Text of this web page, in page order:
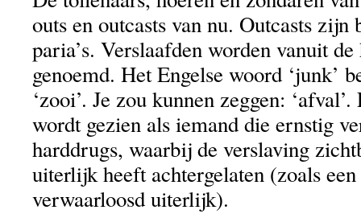
outs en outcasts van nu. Outcasts zijn
paria’s. Verslaafden worden vanuit
genoemd. Het Engelse woord ‘junk’
‘zooi’. Je zou kunnen zeggen:
wordt gezien als iemand die ernstig
harddrugs, waarbij de verslaving
uiterlijk heeft achtergelaten (zoals
verwaarloosd uiterlijk).